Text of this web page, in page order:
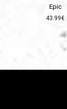
Epic
Prix
43.99€